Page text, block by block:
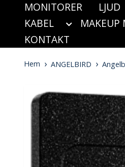
MONITORER
LJUD
KABEL
MAKEUP
KONTAKT
Hem ANGELBIRD